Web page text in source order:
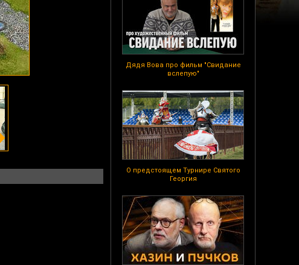
Дядя Вова про фильм "Свидание
вслепую"
О предстоящем Турнире Святого
Георгия